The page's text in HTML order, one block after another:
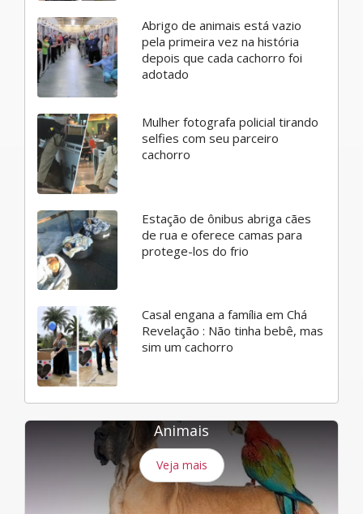
Abrigo de animais está vazio
pela primeira vez na história
depois que cada cachorro foi
adotado
Mulher fotografa policial tirando
selfies com seu parceiro
cachorro
Estação de ônibus abriga cães
de rua e oferece camas para
protege-los do frio
Casal engana a família em Chá
Revelação : Não tinha bebê, mas
sim um cachorro
Animais
Veja mais